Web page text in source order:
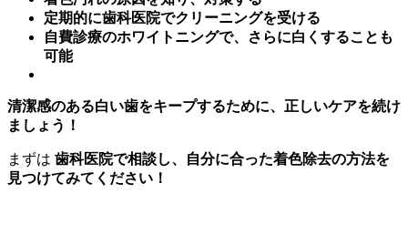
定期的に歯科医院でクリーニングを受ける
自費診療のホワイトニングで、さらに白くすることも
可能
清潔感のある白い歯をキープするために、正しいケアを続け
ましょう！
まずは 歯科医院で相談し、自分に合った着色除去の方法を
見つけてみてください！